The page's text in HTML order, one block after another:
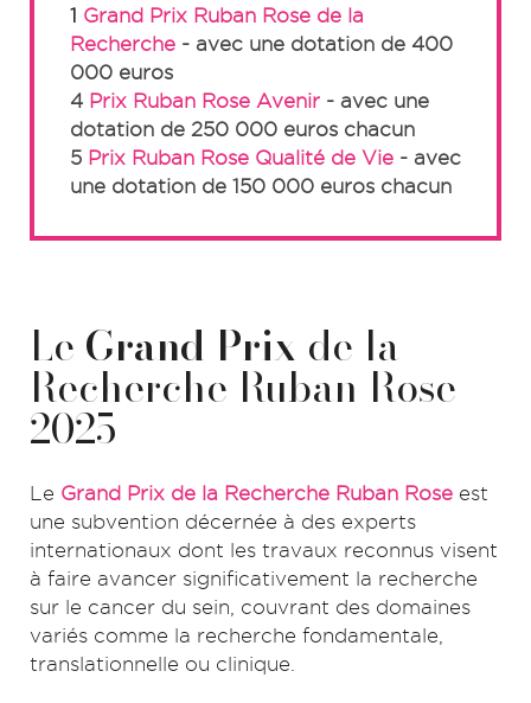
1 Grand Prix Ruban Rose de la
Recherche - avec une dotation de 400
000 euros
4 Prix Ruban Rose Avenir - avec une
dotation de 250 000 euros chacun
5 Prix Ruban Rose Qualité de Vie - avec
une dotation de 150 000 euros chacun
Le Grand Prix de la
Recherche Ruban Rose
2025
Le Grand Prix de la Recherche Ruban Rose est
une subvention décernée à des experts
internationaux dont les travaux reconnus visent
à faire avancer significativement la recherche
sur le cancer du sein, couvrant des domaines
variés comme la recherche fondamentale,
translationnelle ou clinique.